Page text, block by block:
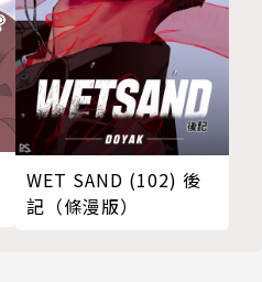
WET SAND (102) 後
記（條漫版）